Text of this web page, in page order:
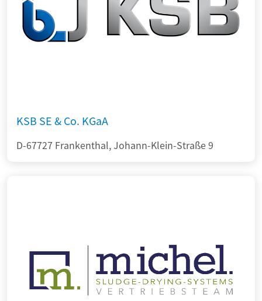
KSB SE & Co. KGaA
D-67727 Frankenthal, Johann-Klein-Straße 9